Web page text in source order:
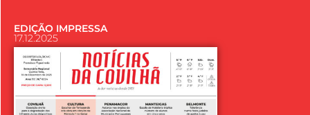
EDIÇÃO IMPRESSA
17.12.2025